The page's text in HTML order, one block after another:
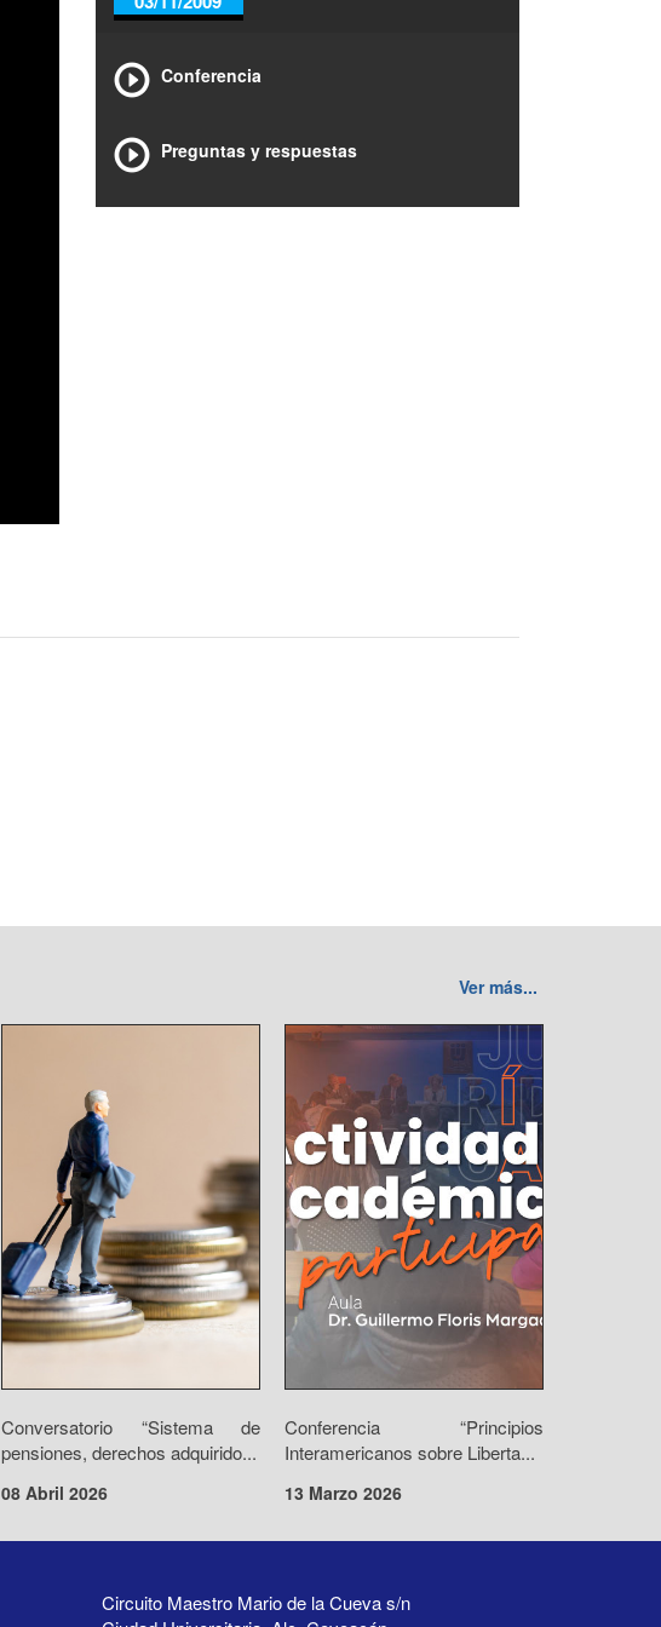
Conferencia
Preguntas y respuestas
Ver más...
Conversatorio “Sistema de
pensiones, derechos adquirido...
08 Abril 2026
Conferencia “Principios
Interamericanos sobre Liberta...
13 Marzo 2026
Circuito Maestro Mario de la Cueva s/n